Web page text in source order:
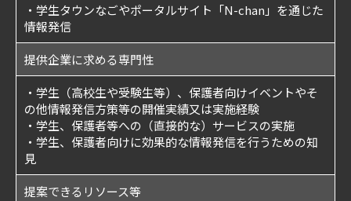
・学生タウンなごやポータルサイト「N-chan」を通じた
情報発信
提供企業に求める専門性
・学生（高校生や受験生等）、保護者向けイベントやそ
の他情報発信方策等の開催実績又は実施経験
・学生、保護者等への（直接的な）サービスの実施
・学生、保護者向けに効果的な情報発信を行うための知
見
提案できるリソース等